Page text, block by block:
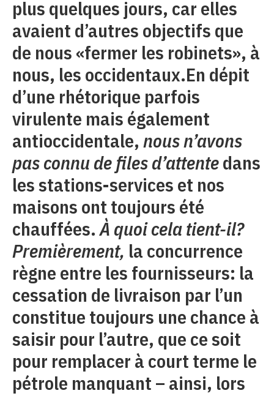
plus quelques jours, car elles
avaient d’autres objectifs que
de nous «fermer les robinets», à
nous, les occidentaux.En dépit
d’une rhétorique parfois
virulente mais également
antioccidentale, nous n’avons
pas connu de files d’attentedans
les stations-services et nos
maisons ont toujours été
chauffées.À quoi cela tient-il?
Premièrement, la concurrence
règne entre les fournisseurs: la
cessation de livraison par l’un
constitue toujours une chance à
saisir pour l’autre, que ce soit
pour remplacer à court terme le
pétrole manquant – ainsi, lors